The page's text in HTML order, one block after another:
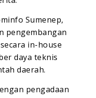
Sumenep,
pengembangan
in-house
daya teknis
daerah.
pengadaan